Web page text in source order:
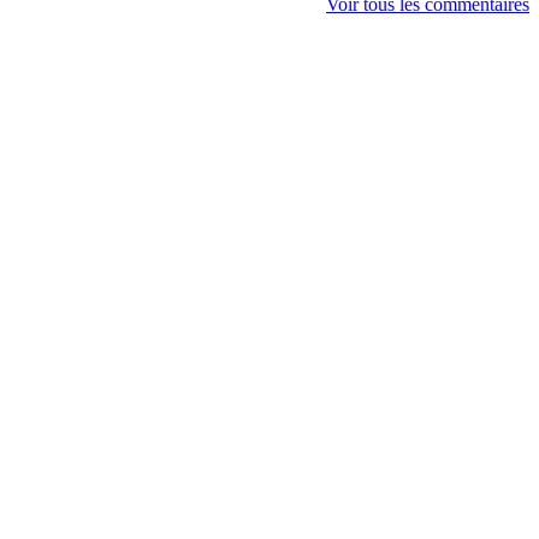
Voir tous les commentaires